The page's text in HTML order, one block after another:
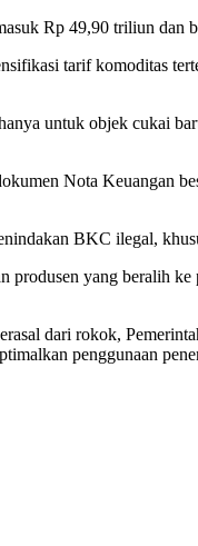
Rp 49,90 triliun dan
tarif komoditas
untuk objek cukai
Nota Keuangan
BKC ilegal,
produsen yang beralih
dari rokok,
penggunaan